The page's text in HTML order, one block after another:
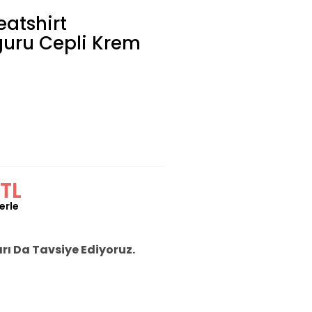
Cepli Krem
Da Tavsiye Ediyoruz.